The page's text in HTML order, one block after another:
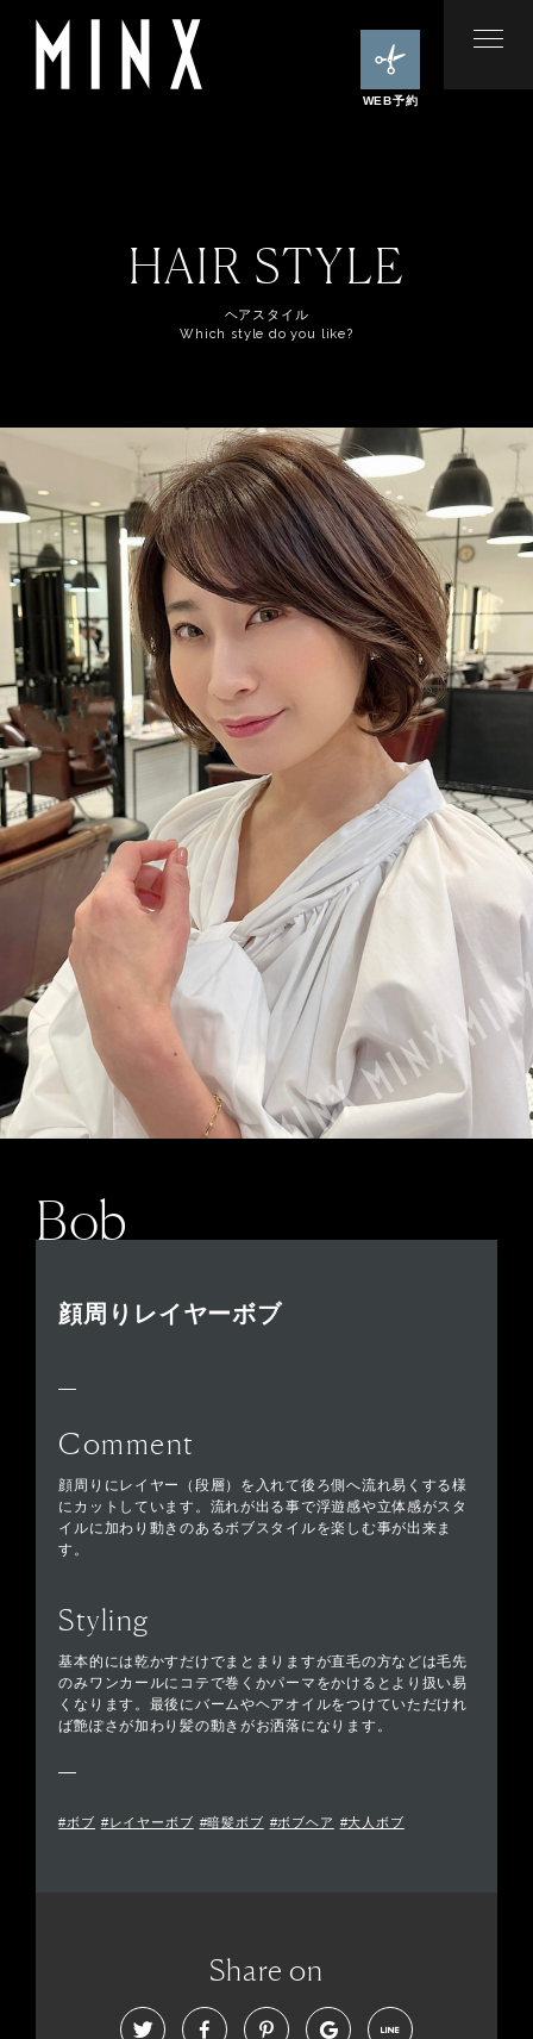
WEB予約
HAIR STYLE
ヘアスタイル
Which style do you like?
Bob
顔周りレイヤーボブ
Comment
顔周りにレイヤー（段層）を入れて後ろ側へ流れ易くする様
にカットしています。流れが出る事で浮遊感や立体感がスタ
イルに加わり動きのあるボブスタイルを楽しむ事が出来ま
す。
Styling
基本的には乾かすだけでまとまりますが直毛の方などは毛先
のみワンカールにコテで巻くかパーマをかけるとより扱い易
くなります。最後にバームやヘアオイルをつけていただけれ
ば艶ぽさが加わり髪の動きがお洒落になります。
#ボブ #レイヤーボブ #暗髪ボブ #ボブヘア #大人ボブ
Share on